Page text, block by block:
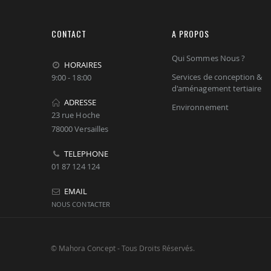
CONTACT
HORAIRES
9:00 - 18:00
ADRESSE
23 rue Hoche
78000 Versailles
TELEPHONE
01 87 124 124
EMAIL
NOUS CONTACTER
A PROPOS
Qui Sommes Nous ?
Services de conception &
d'aménagement tertiaire
Environnement
© Mahora Concept - Tous Droits Réservés.